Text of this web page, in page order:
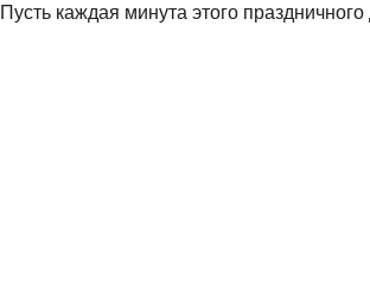
Пусть каждая минута этого